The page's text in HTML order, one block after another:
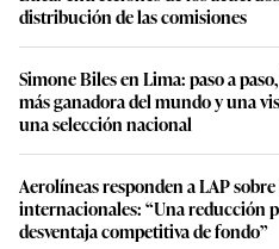
distribución de las comisiones
Simone Biles en Lima: paso a
más ganadora del mundo y una
una selección nacional
Aerolíneas responden a LAP sobre
internacionales: “Una reducción
desventaja competitiva de fondo”